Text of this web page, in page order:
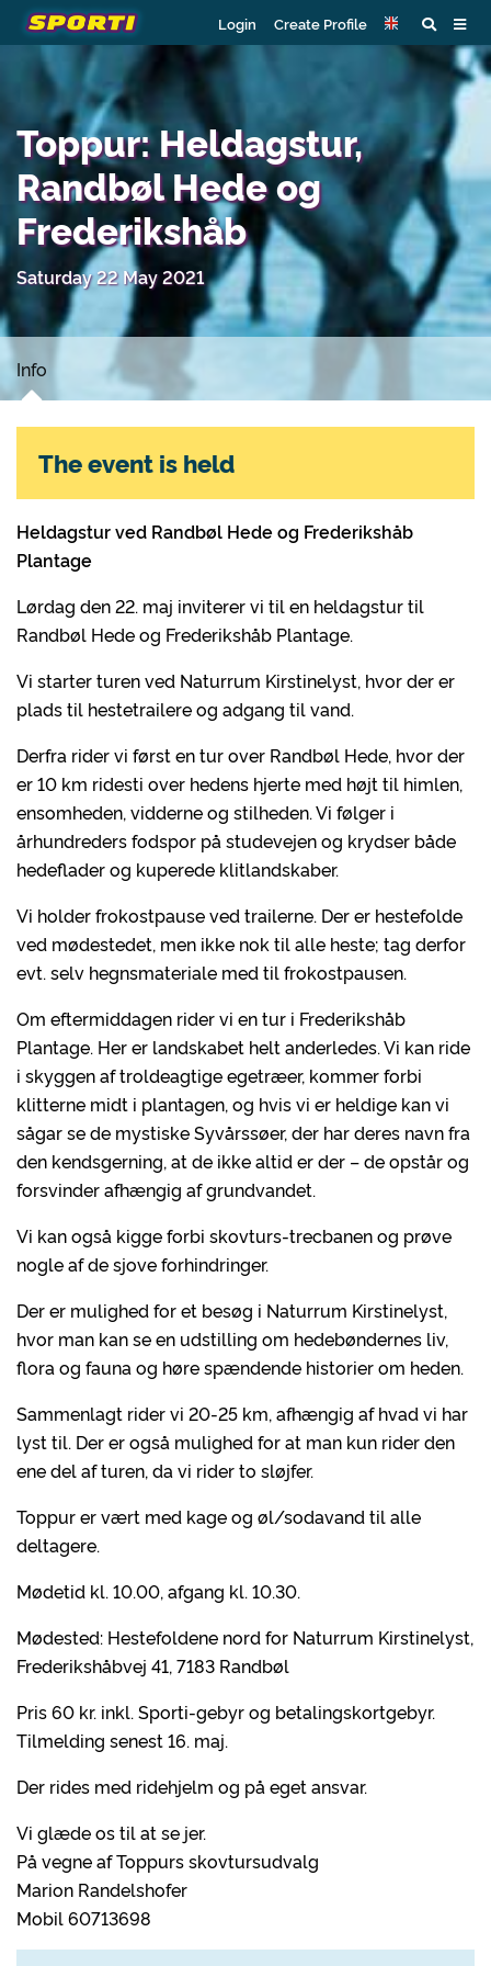
Login Create Profile
Toppur: Heldagstur,
Randbøl Hede og
Frederikshåb
Saturday 22 May 2021
Info
Heldagstur ved Randbøl Hede og Frederikshåb
Plantage
Lørdag den 22. maj inviterer vi til en heldagstur til
Randbøl Hede og Frederikshåb Plantage.
Vi starter turen ved Naturrum Kirstinelyst, hvor der er
plads til hestetrailere og adgang til vand.
Derfra rider vi først en tur over Randbøl Hede, hvor der
er 10 km ridesti over hedens hjerte med højt til himlen,
ensomheden, vidderne og stilheden. Vi følger i
århundreders fodspor på studevejen og krydser både
hedeflader og kuperede klitlandskaber.
Vi holder frokostpause ved trailerne. Der er hestefolde
ved mødestedet, men ikke nok til alle heste; tag derfor
evt. selv hegnsmateriale med til frokostpausen.
Om eftermiddagen rider vi en tur i Frederikshåb
Plantage. Her er landskabet helt anderledes. Vi kan ride
i skyggen af troldeagtige egetræer, kommer forbi
klitterne midt i plantagen, og hvis vi er heldige kan vi
sågar se de mystiske Syvårssøer, der har deres navn fra
den kendsgerning, at de ikke altid er der – de opstår og
forsvinder afhængig af grundvandet.
Vi kan også kigge forbi skovturs-trecbanen og prøve
nogle af de sjove forhindringer.
Der er mulighed for et besøg i Naturrum Kirstinelyst,
hvor man kan se en udstilling om hedebøndernes liv,
flora og fauna og høre spændende historier om heden.
Sammenlagt rider vi 20-25 km, afhængig af hvad vi har
lyst til. Der er også mulighed for at man kun rider den
ene del af turen, da vi rider to sløjfer.
Toppur er vært med kage og øl/sodavand til alle
deltagere.
Mødetid kl. 10.00, afgang kl. 10.30.
Mødested: Hestefoldene nord for Naturrum Kirstinelyst,
Frederikshåbvej 41, 7183 Randbøl
Pris 60 kr. inkl. Sporti-gebyr og betalingskortgebyr.
Tilmelding senest 16. maj.
Der rides med ridehjelm og på eget ansvar.
Vi glæde os til at se jer.
På vegne af Toppurs skovtursudvalg
Marion Randelshofer
Mobil 60713698
The event is held